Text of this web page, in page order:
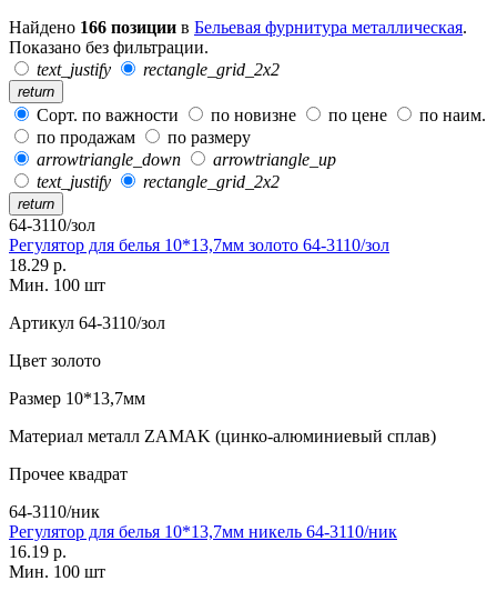
Найдено 166 позиции в Бельевая фурнитура металлическая.
Показано без фильтрации.
text_justify
rectangle_grid_2x2
return
Сорт. по важности по новизне по цене
по наим.
по продажам
по размеру
arrowtriangle_down
arrowtriangle_up
text_justify
rectangle_grid_2x2
return
64-3110/зол
Регулятор для белья 10*13,7мм золото 64-3110/зол
18.29 р.
Мин. 100 шт
Артикул 64-3110/зол
Цвет золото
Размер 10*13,7мм
Материал металл ZAMAK (цинко-алюминиевый сплав)
Прочее квадрат
64-3110/ник
Регулятор для белья 10*13,7мм никель 64-3110/ник
16.19 р.
Мин. 100 шт